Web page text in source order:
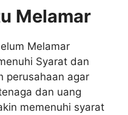
Melamar
Melamar
Syarat dan
perusahaan agar
dan uang
memenuhi syarat